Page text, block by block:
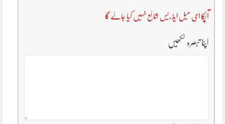
آپکا ای میل ایڈریس شائع نہیں کیا جائے گا
اپنا تبصرہ لکھیں